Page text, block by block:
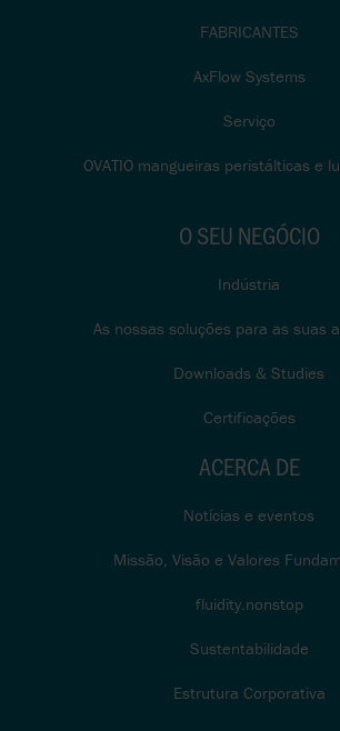
FABRICANTES
AxFlow Systems
Serviço
OVATIO mangueiras peristálticas e
O SEU NEGÓCIO
Indústria
As nossas soluções para as suas
Downloads & Studies
Certificações
ACERCA DE
Notícias e eventos
Missão, Visão e Valores
fluidity.nonstop
Sustentabilidade
Estrutura Corporativa